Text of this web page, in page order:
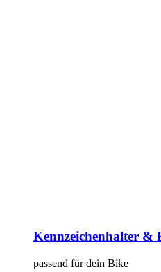
Kennzeichenhalter &
passend für dein Bike